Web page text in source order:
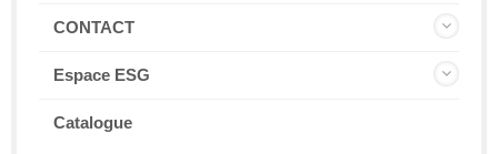
CONTACT
Espace ESG
Catalogue